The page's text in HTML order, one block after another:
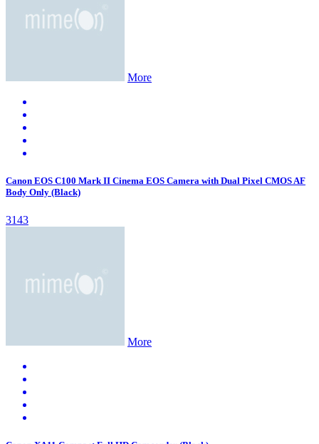
More
Canon EOS C100 Mark II Cinema EOS Camera with Dual Pixel CMOS AF
Body Only (Black)
3143
More